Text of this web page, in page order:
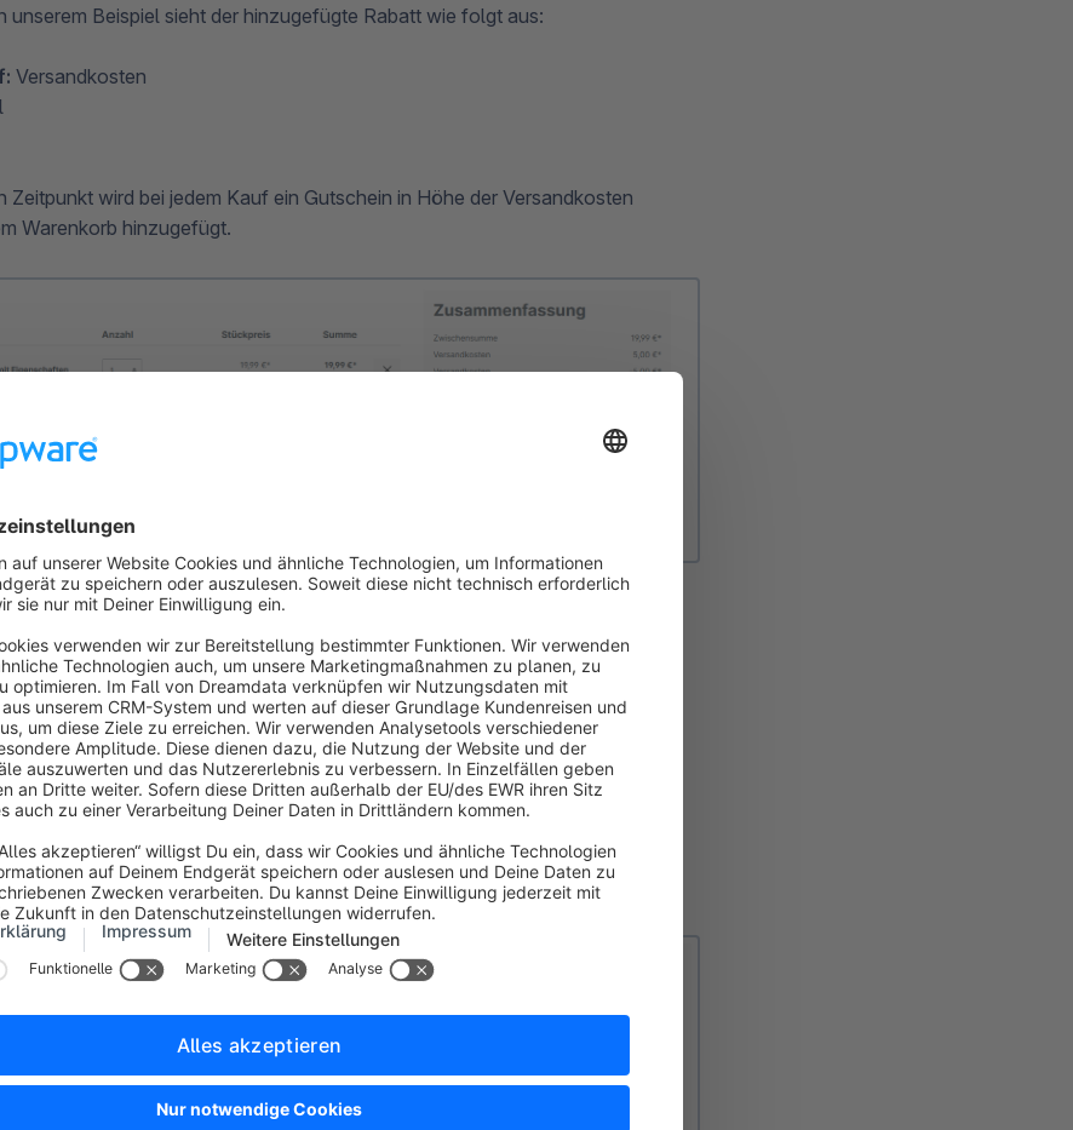
unserem Beispiel sieht der hinzugefügte Rabatt wie folgt aus:
Versandkosten
Zeitpunkt wird bei jedem Kauf ein Gutschein in Höhe der Versandkosten
Warenkorb hinzugefügt.
2: 25% Rabatt auf alle Artikel
1, so erstellst Du auch hier wieder eine neue Aktion. Wir benennen die Aktion in
2 - 25% auf alle Artikel".
unserem ersten Beispiel werden wir hier jedoch den Aktionscodetypen
ändern und den Code2022_25 hinterlegen. Dieser Code wird
Rabatt im Warenkorb aktivieren.